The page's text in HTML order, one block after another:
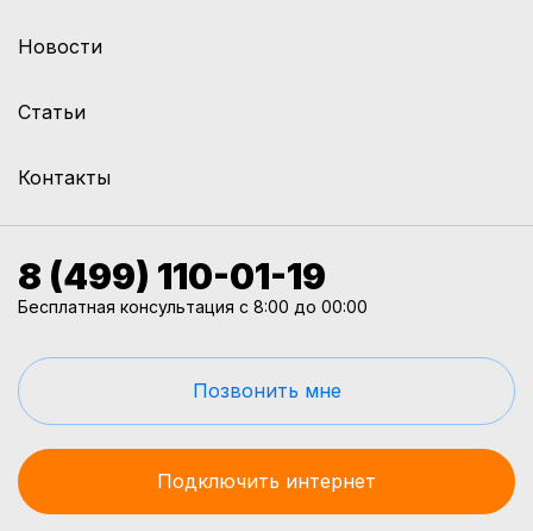
Новости
Статьи
Контакты
8 (499) 110-01-19
Бесплатная консультация с 8:00 до 00:00
Позвонить мне
Подключить интернет